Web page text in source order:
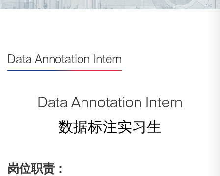
Data Annotation Intern
Data Annotation Intern
数据标注实习生
岗位职责：